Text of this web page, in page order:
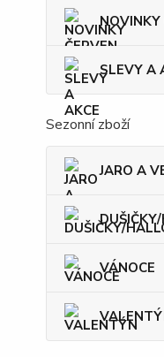
NOVINKY
SLEVY A
Sezonní zboží
JARO A
VÁNOCE